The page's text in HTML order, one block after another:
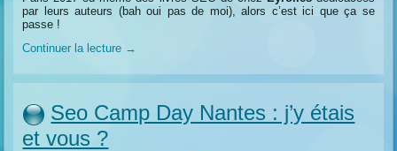
par leurs auteurs (bah oui pas de moi), alors c’est ici que ça se
passe !
Continuer la lecture →
Seo Camp Day Nantes : j’y étais
et vous ?